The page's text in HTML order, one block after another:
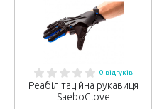
0 відгуків
Реабілітаційна рукавиця
SaeboGlove